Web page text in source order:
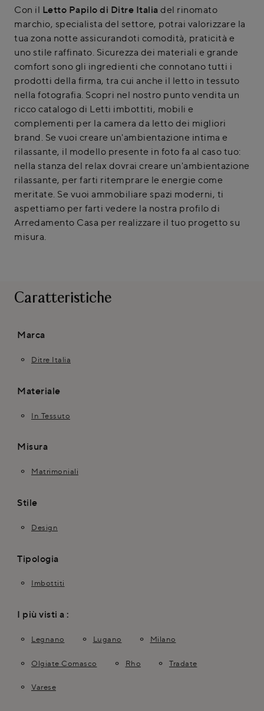
Con il Letto Papilo di Ditre Italia del rinomato
marchio, specialista del settore, potrai valorizzare la
tua zona notte assicurandoti comodità, praticità e
uno stile raffinato. Sicurezza dei materiali e grande
comfort sono gli ingredienti che connotano tutti i
prodotti della firma, tra cui anche il letto in tessuto
nella fotografia. Scopri nel nostro punto vendita un
ricco catalogo di Letti imbottiti, mobili e
complementi per la camera da letto dei migliori
brand. Se vuoi creare un'ambientazione intima e
rilassante, il modello presente in foto fa al caso tuo:
nella stanza del relax dovrai creare un'ambientazione
rilassante, per farti ritemprare le energie come
meritate. Se vuoi ammobiliare spazi moderni, ti
aspettiamo per farti vedere la nostra profilo di
Arredamento Casa per realizzare il tuo progetto su
misura.
Caratteristiche
Marca
Ditre Italia
Materiale
In Tessuto
Misura
Matrimoniali
Stile
Design
Tipologia
Imbottiti
I più visti a :
Legnano Lugano Milano
Olgiate Comasco Rho Tradate
Varese